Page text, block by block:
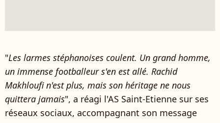
"Les larmes stéphanoises coulent. Un grand homme,
un immense footballeur s'en est allé. Rachid
Makhloufi n'est plus, mais son héritage ne nous
quittera jamais", a réagi l'AS Saint-Etienne sur ses
réseaux sociaux, accompagnant son message